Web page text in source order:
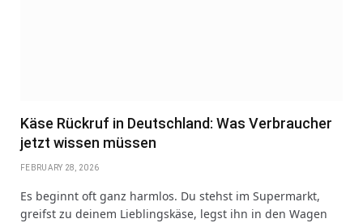
Käse Rückruf in Deutschland: Was Verbraucher
jetzt wissen müssen
FEBRUARY 28, 2026
Es beginnt oft ganz harmlos. Du stehst im Supermarkt,
greifst zu deinem Lieblingskäse, legst ihn in den Wagen